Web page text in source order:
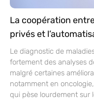
La coopération
privés et
Le diagnostic de
fortement des analyses
malgré certaines
notamment en
qui pèse lourdement sur